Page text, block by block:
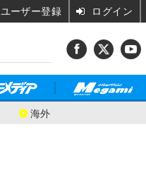
海外
ユーザー登録 ログイン